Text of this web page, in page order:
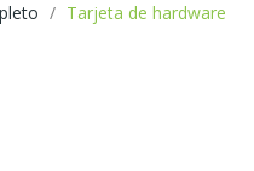
Tarjeta de hardware